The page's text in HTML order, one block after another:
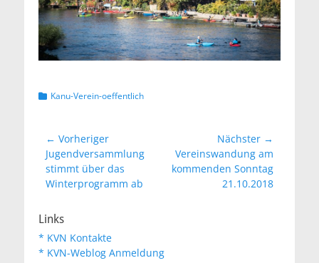
Kategorien
Kanu-Verein-oeffentlich
Beitragsnavigation
← Vorheriger
Vorheriger
Beitrag:
Jugendversammlung
stimmt über das
Winterprogramm ab
Nächster →
Nächster
Beitrag:
Vereinswandung am
kommenden Sonntag
21.10.2018
Links
* KVN Kontakte
* KVN-Weblog Anmeldung